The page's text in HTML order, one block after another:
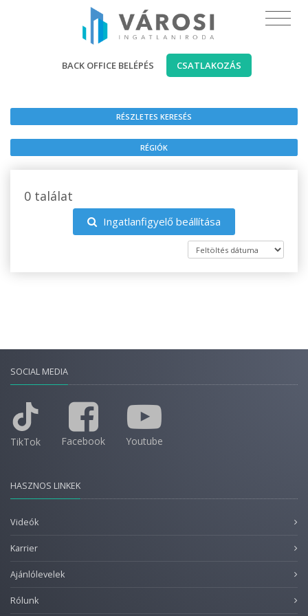
BACK OFFICE BELÉPÉS CSATLAKOZÁS
RÉSZLETES KERESÉS
RÉGIÓK
0 találat
Ingatlanfigyelő beállítása
SOCIAL MEDIA
TikTok Facebook Youtube
HASZNOS LINKEK
Videók
Karrier
Ajánlólevelek
Rólunk